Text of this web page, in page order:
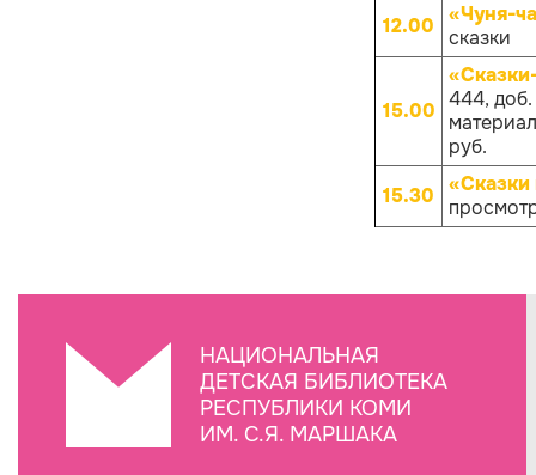
12.00
«Чуня-
сказки
15.00 444,
руб.
15.30
«Сказки
НАЦИОНАЛЬНАЯ
ДЕТСКАЯ БИБЛИОТЕКА
РЕСПУБЛИКИ КОМИ
ИМ. С.Я. МАРШАКА